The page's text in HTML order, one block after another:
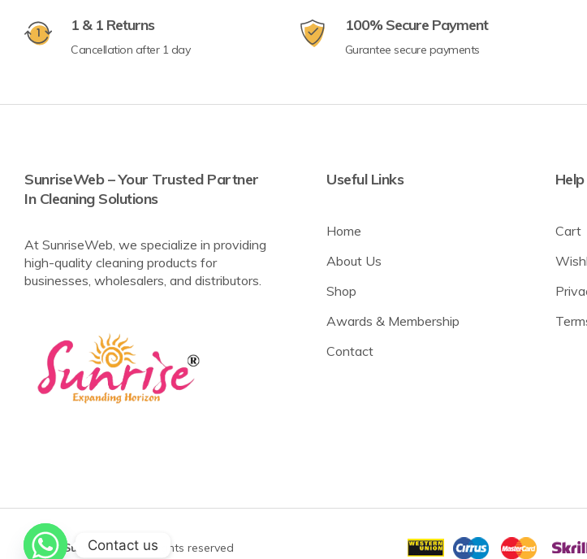
1 & 1 Returns
Cancellation after 1 day
100% Secure Payment
Gurantee secure payments
SunriseWeb – Your Trusted Partner
In Cleaning Solutions
At SunriseWeb, we specialize in providing
high-quality cleaning products for
businesses, wholesalers, and distributors.
Useful Links
Home
About Us
Shop
Awards & Membership
Contact
Cart
©2025 Sunrise WebAll rights reserved
Contact us